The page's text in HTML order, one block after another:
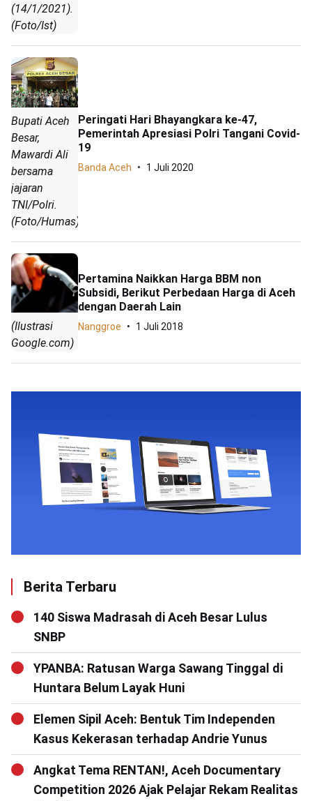
(14/1/2021).
(Foto/Ist)
Bupati Aceh
Besar,
Mawardi Ali
bersama
jajaran
TNI/Polri.
(Foto/Humas)
Peringati Hari Bhayangkara ke-47,
Pemerintah Apresiasi Polri Tangani Covid-
19
Banda Aceh 1 Juli 2020
(Ilustrasi
Google.com)
Pertamina Naikkan Harga BBM non
Subsidi, Berikut Perbedaan Harga di Aceh
dengan Daerah Lain
Nanggroe 1 Juli 2018
Berita Terbaru
140 Siswa Madrasah di Aceh Besar Lulus
SNBP
YPANBA: Ratusan Warga Sawang Tinggal di
Huntara Belum Layak Huni
Elemen Sipil Aceh: Bentuk Tim Independen
Kasus Kekerasan terhadap Andrie Yunus
Angkat Tema RENTAN!, Aceh Documentary
Competition 2026 Ajak Pelajar Rekam Realitas